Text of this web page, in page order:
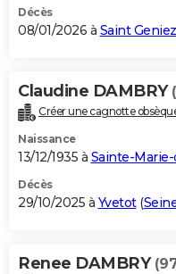
S'inscrire
Se connecter
Lycées
Collèges
Primaires
Universités
Entreprises
Service militaire
Avis de recherche
AVIS DE DÉCÈS
Bricolage
Lifestyle
Culture
Sport
Auto
Television
Voyage
Cinema
Décès
08/01/2026 à Saint
Claudine DAMBRY
Créer une cagnotte
Naissance
13/12/1935 à Sainte-
Décès
29/10/2025 à Yvetot(
Renee DAMBRY